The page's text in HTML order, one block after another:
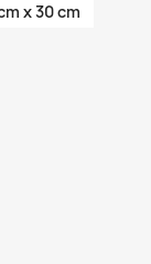
x 30 cm